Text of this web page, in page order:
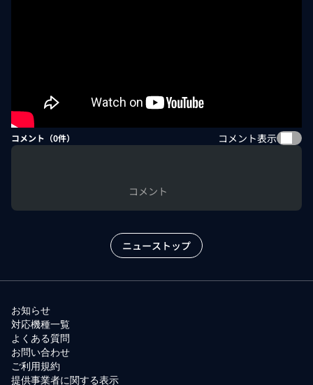
コメント（0件） コメント表示
コメント
ニューストップ
お知らせ
対応機種一覧
よくある質問
お問い合わせ
ご利用規約
提供事業者に関する表示